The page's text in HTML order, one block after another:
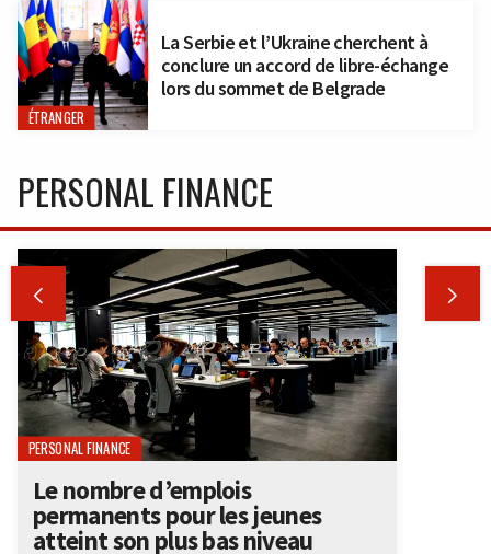
ÉTRANGER
La Serbie et l’Ukraine cherchent à
conclure un accord de libre-échange
lors du sommet de Belgrade
PERSONAL FINANCE
 
PERSONAL FINANCE
Le nombre d’emplois
permanents pour les jeunes
atteint son plus bas niveau